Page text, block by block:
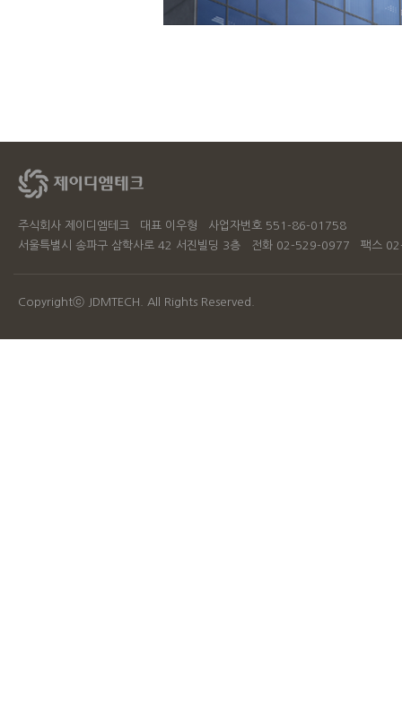
주식회사 제이디엠테크 대표 이우형 사업자번호 551-86-01758
서울특별시 송파구 삼학사로 42 서진빌딩 3층 전화 02-529-0977 팩스
Copyrightⓒ JDMTECH. All Rights Reserved.